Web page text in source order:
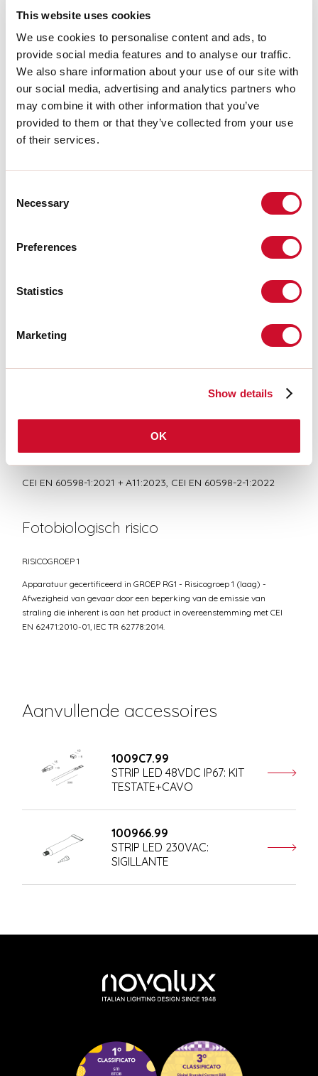
This website uses cookies
We use cookies to personalise content and ads, to
provide social media features and to analyse our traffic.
We also share information about your use of our site with
our social media, advertising and analytics partners who
may combine it with other information that you’ve
provided to them or that they’ve collected from your use
of their services.
Selection
Necessary
Preferences
Statistics
Marketing
Show details
OK
Kleurtemperatuur:
3000K
LED levensduur:
30000h L70 B20
Download
FOTOMETRISCH
CERTIFICATIES CE
Conformiteit
CEI EN 60598-1:2021 + A11:2023, CEI EN 60598-2-1:2022
Fotobiologisch risico
RISICOGROEP 1
Apparatuur gecertificeerd in GROEP RG1 - Risicogroep 1 (laag) -
Afwezigheid van gevaar door een beperking van de emissie van
straling die inherent is aan het product in overeenstemming met CEI
EN 62471:2010-01, IEC TR 62778:2014.
Aanvullende accessoires
1009C7.99
STRIP LED 48VDC IP67: KIT
TESTATE+CAVO
100966.99
STRIP LED 230VAC:
SIGILLANTE